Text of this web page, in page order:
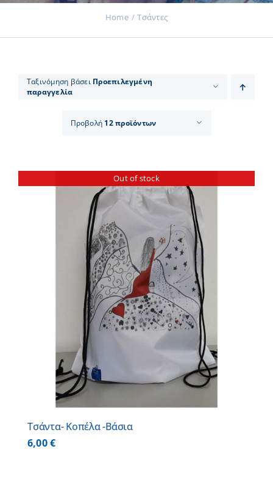
Νέα
Home Τσάντες
Ταξινόμηση βάσει Προεπιλεγμένη
παραγγελία
Προβολή 12 προϊόντων
Out of stock
Τσάντα- Κοπέλα -Βάσια
6,00€